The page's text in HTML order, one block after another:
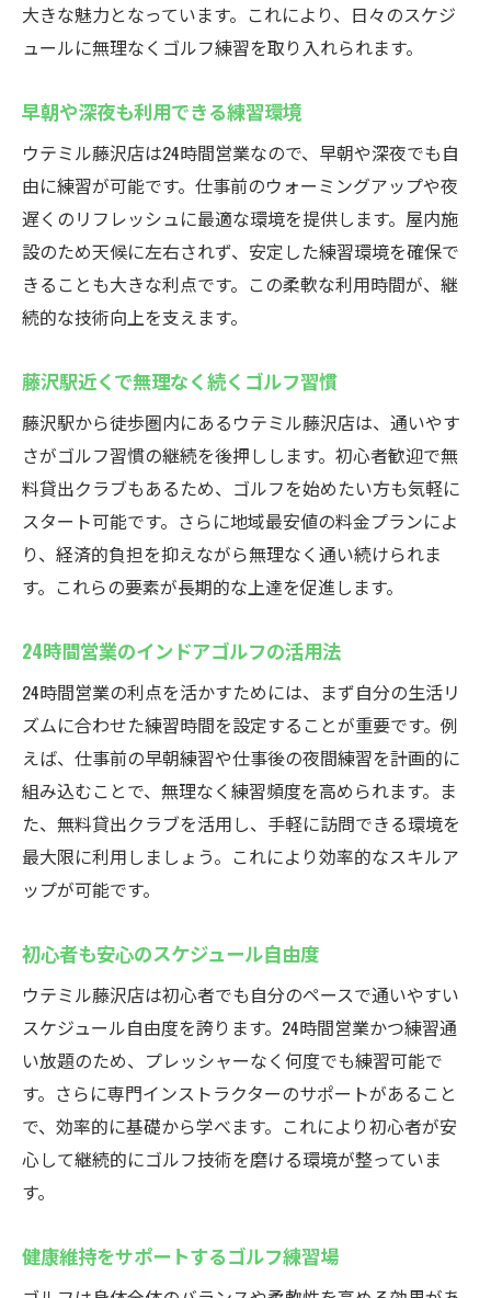
大きな魅力となっています。これにより、日々のスケジ
ュールに無理なくゴルフ練習を取り入れられます。
早朝や深夜も利用できる練習環境
ウテミル藤沢店は24時間営業なので、早朝や深夜でも自
由に練習が可能です。仕事前のウォーミングアップや夜
遅くのリフレッシュに最適な環境を提供します。屋内施
設のため天候に左右されず、安定した練習環境を確保で
きることも大きな利点です。この柔軟な利用時間が、継
続的な技術向上を支えます。
藤沢駅近くで無理なく続くゴルフ習慣
藤沢駅から徒歩圏内にあるウテミル藤沢店は、通いやす
さがゴルフ習慣の継続を後押しします。初心者歓迎で無
料貸出クラブもあるため、ゴルフを始めたい方も気軽に
スタート可能です。さらに地域最安値の料金プランによ
り、経済的負担を抑えながら無理なく通い続けられま
す。これらの要素が長期的な上達を促進します。
24時間営業のインドアゴルフの活用法
24時間営業の利点を活かすためには、まず自分の生活リ
ズムに合わせた練習時間を設定することが重要です。例
えば、仕事前の早朝練習や仕事後の夜間練習を計画的に
組み込むことで、無理なく練習頻度を高められます。ま
た、無料貸出クラブを活用し、手軽に訪問できる環境を
最大限に利用しましょう。これにより効率的なスキルア
ップが可能です。
初心者も安心のスケジュール自由度
ウテミル藤沢店は初心者でも自分のペースで通いやすい
スケジュール自由度を誇ります。24時間営業かつ練習通
い放題のため、プレッシャーなく何度でも練習可能で
す。さらに専門インストラクターのサポートがあること
で、効率的に基礎から学べます。これにより初心者が安
心して継続的にゴルフ技術を磨ける環境が整っていま
す。
健康維持をサポートするゴルフ練習場